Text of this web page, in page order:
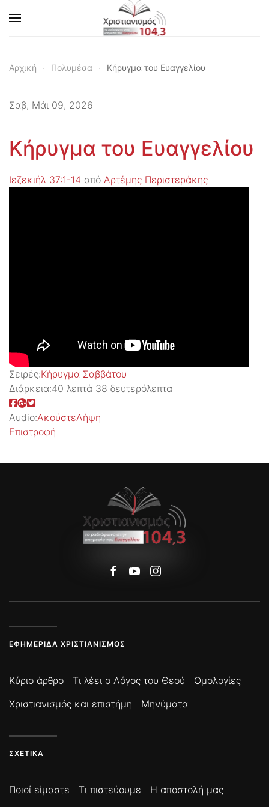
Skip to main content
Αρχική Πολυμέσα Κήρυγμα του Ευαγγελίου
Σαβ, Μάι 09, 2026
Κήρυγμα του Ευαγγελίου
Ιεζεκιήλ 37:1-14 από Αρτέμης Περιστεράκης
Σειρές:Kήρυγμα Σαββάτου
Διάρκεια:40 λεπτά 38 δευτερόλεπτα
Audio:ΑκούστεΛήψη
Επιστροφή
ΕΦΗΜΕΡΊΔΑ ΧΡΙΣΤΙΑΝΙΣΜΌΣ
Κύριο άρθρο Τι λέει ο Λόγος του Θεού
Ομολογίες
Χριστιανισμός και επιστήμη
Μηνύματα
ΣΧΕΤΙΚΆ
Ποιοί είμαστε Τι πιστεύουμε Η αποστολή μας